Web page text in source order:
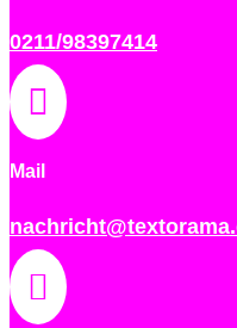
0211/98397414

Mail
